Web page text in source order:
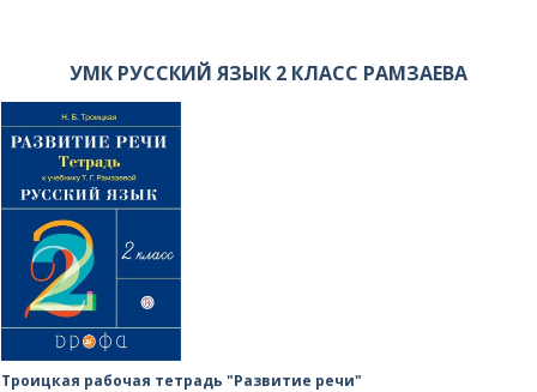
УМК РУССКИЙ ЯЗЫК 2 КЛАСС РАМЗАЕВА
Троицкая рабочая тетрадь "Развитие речи"